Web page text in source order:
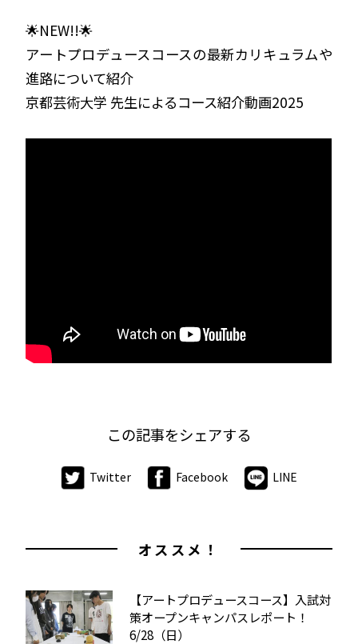
🌟NEW!!🌟
アートプロデュースコースの最新カリキュラムや
進路について紹介
京都芸術大学 先生によるコース紹介動画2025
この記事をシェアする
Twitter Facebook LINE
オススメ！
【アートプロデュースコース】入試対
策オープンキャンパスレポート！
6/28（日）